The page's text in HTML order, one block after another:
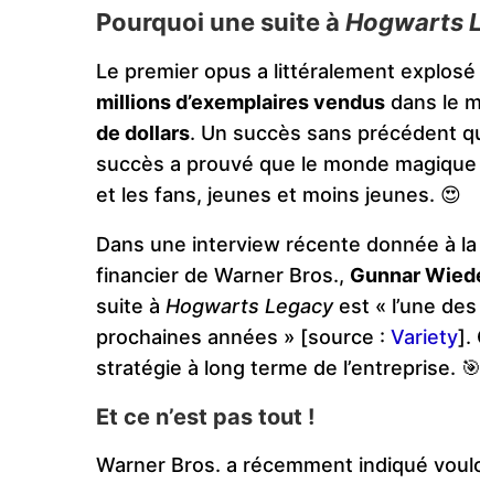
Pourquoi une suite à Hogwarts
Le premier opus a littéralement
millions d’exemplaires vendus dans le
de dollars. Un succès sans précédent
succès a prouvé que le monde magique
et les fans, jeunes et moins jeunes. 😍
Dans une interview récente donnée à
financier de Warner Bros., Gunnar
suite à Hogwarts Legacyest « l’une des
prochaines années » [source : Variety].
stratégie à long terme de l’entreprise. 🎯
Et ce n’est pas tout !
Warner Bros. a récemment indiqué